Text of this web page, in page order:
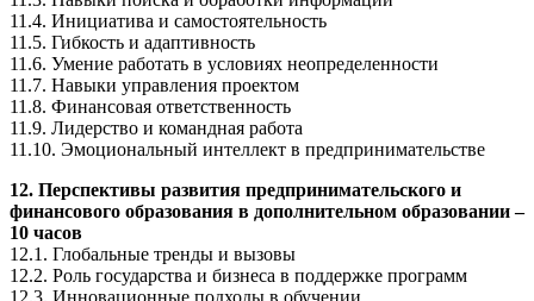
11.4. Инициатива и самостоятельность
11.5. Гибкость и адаптивность
11.6. Умение работать в условиях неопределенности
11.7. Навыки управления проектом
11.8. Финансовая ответственность
11.9. Лидерство и командная работа
11.10. Эмоциональный интеллект в предпринимательстве
12. Перспективы развития предпринимательского и
финансового образования в дополнительном образовании –
10 часов
12.1. Глобальные тренды и вызовы
12.2. Роль государства и бизнеса в поддержке программ
12.3. Инновационные подходы в обучении